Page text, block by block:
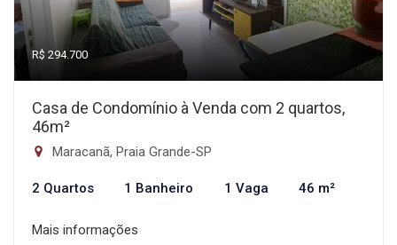
R$ 294.700
Casa de Condomínio à Venda com 2 quartos,
46m²
Maracanã, Praia Grande-SP
2 Quartos 1 Banheiro 1 Vaga 46 m²
Mais informações